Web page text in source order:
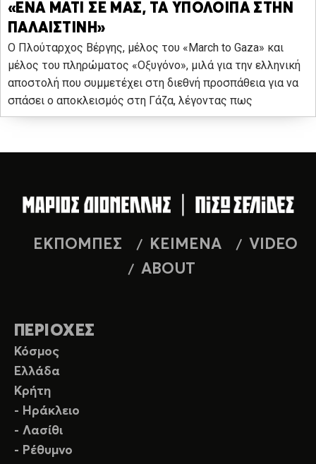
«ΕΝΑ ΜΑΤΙ ΣΕ ΜΑΣ, ΤΑ ΥΠΟΛΟΙΠΑ ΣΤΗΝ
ΠΑΛΑΙΣΤΙΝΗ»
Ο Πλούταρχος Βέργης, μέλος του «March to Gaza» και
μέλος του πληρώματος «Οξυγόνο», μιλά για την ελληνική
αποστολή που συμμετέχει στη διεθνή προσπάθεια για να
σπάσει ο αποκλεισμός στη Γάζα, λέγοντας πως
ΕΚΠΟΜΠΕΣ ΚΕΙΜΕΝΑ
VIDEO
ABOUT
ΠΕΡΙΟΧΕΣ
Κόσμος
Ελλάδα
Κρήτη
- Ηράκλειο
- Λασίθι
- Ρέθυμνο